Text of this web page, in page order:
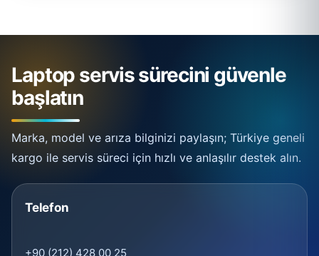
Laptop servis sürecini güvenle
başlatın
Marka, model ve arıza bilginizi paylaşın; Türkiye geneli
kargo ile servis süreci için hızlı ve anlaşılır destek alın.
Telefon
+90 (212) 428 00 25